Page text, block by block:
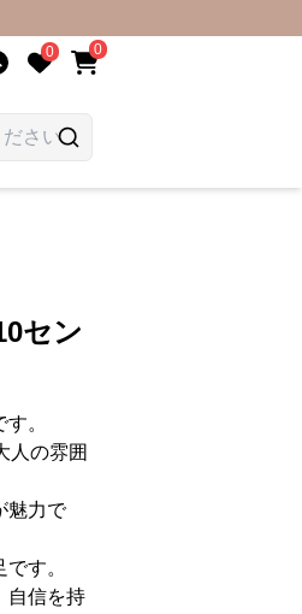
0 0
セン
。
人の雰囲
魅力で
す。
自信を持